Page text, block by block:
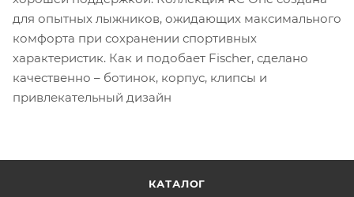
для опытных лыжников, ожидающих максимального
комфорта при сохранении спортивных
характеристик. Как и подобает Fischer, сделано
качественно – ботинок, корпус, клипсы и
привлекательный дизайн
КАТАЛОГ